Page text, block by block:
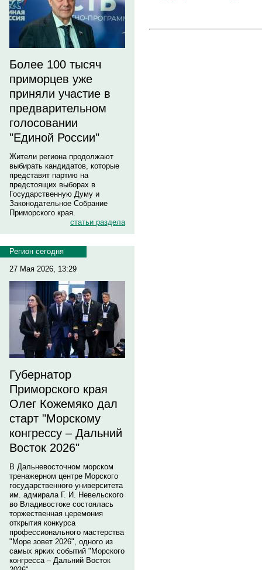
Более 100 тысяч
приморцев уже
приняли участие в
предварительном
голосовании
"Единой России"
Жители региона продолжают
выбирать кандидатов, которые
представят партию на
предстоящих выборах в
Государственную Думу и
Законодательное Собрание
Приморского края.
статьи раздела
Регион сегодня
27 Мая 2026, 13:29
Губернатор
Приморского края
Олег Кожемяко дал
старт "Морскому
конгрессу – Дальний
Восток 2026"
В Дальневосточном морском
тренажерном центре Морского
государственного университета
им. адмирала Г. И. Невельского
во Владивостоке состоялась
торжественная церемония
открытия конкурса
профессионального мастерства
"Море зовет 2026", одного из
самых ярких событий "Морского
конгресса – Дальний Восток